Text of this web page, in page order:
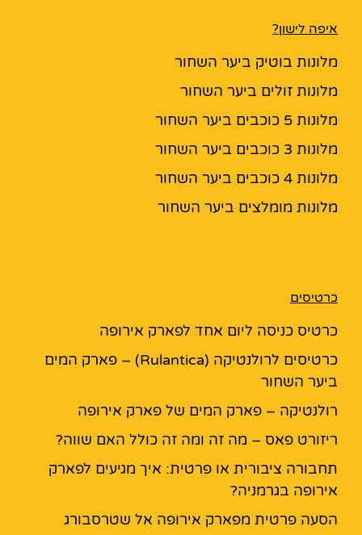
איפה לישון?
מלונות בוטיק ביער השחור
מלונות זולים ביער השחור
מלונות 5 כוכבים ביער השחור
מלונות 3 כוכבים ביער השחור
מלונות 4 כוכבים ביער השחור
מלונות מומלצים ביער השחור
כרטיסים
כרטיס כניסה ליום אחד לפארק אירופה
כרטיסים לרולנטיקה (Rulantica) – פארק המים
ביער השחור
רולנטיקה – פארק המים של פארק אירופה
ריזורט פאס – מה זה ומה זה כולל האם שווה?
תחבורה ציבורית או פרטית: איך מגיעים לפארק
אירופה בגרמניה?
הסעה פרטית מפארק אירופה אל שטרסבורג